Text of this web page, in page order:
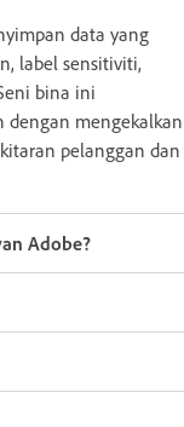
data yang
label sensitiviti,
bina ini
dengan mengekalkan
pelanggan dan
Adobe?